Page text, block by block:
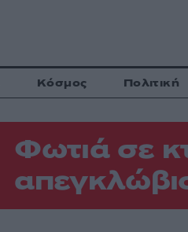
Κόσμος Πολιτική
Φωτιά σε